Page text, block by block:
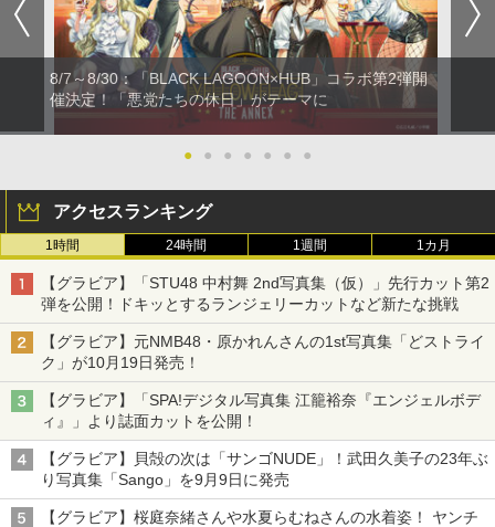
8/7～8/30：「BLACK LAGOON×HUB」コラボ第2弾開
催決定！「悪党たちの休日」がテーマに
● ● ● ● ● ● ●
アクセスランキング
1時間 24時間 1週間 1カ月
【グラビア】「STU48 中村舞 2nd写真集（仮）」先行カット第2
弾を公開！ドキッとするランジェリーカットなど新たな挑戦
【グラビア】元NMB48・原かれんさんの1st写真集「どストライ
ク」が10月19日発売！
【グラビア】「SPA!デジタル写真集 江籠裕奈『エンジェルボデ
ィ』」より誌面カットを公開！
【グラビア】貝殻の次は「サンゴNUDE」！武田久美子の23年ぶ
り写真集「Sango」を9月9日に発売
【グラビア】桜庭奈緒さんや水夏らむねさんの水着姿！ ヤンチ